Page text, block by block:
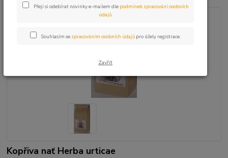
Kopřiva nať Herba urticae
Přeji si odebírat novinky e-mailem dle podmínek zpracování osobních
údajů.
Souhlasím se zpracováním osobních údajů pro účely registrace.
Zavřít